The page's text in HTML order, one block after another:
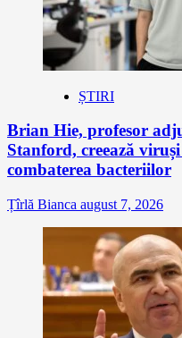
ȘTIRI
Brian Hie, profesor
Stanford, creează
combaterea bacteriilor
Țîrlă Bianca august 7, 2026